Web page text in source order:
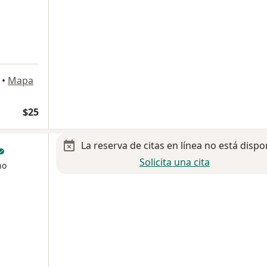
• Mapa
$25
La reserva de citas en línea no está
Solicita una cita